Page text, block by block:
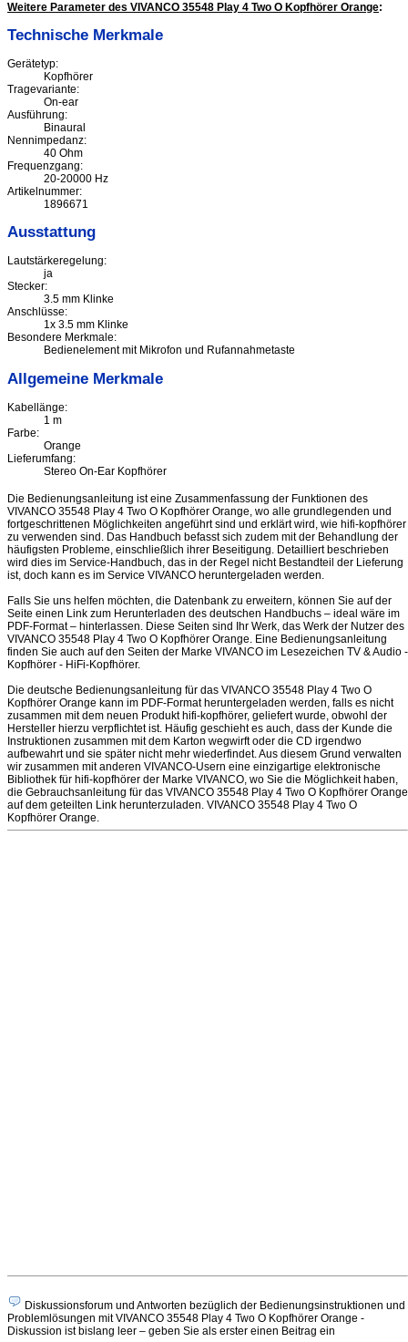
Weitere Parameter des VIVANCO 35548 Play 4 Two O Kopfhörer Orange:
Technische Merkmale
Gerätetyp:
Kopfhörer
Tragevariante:
On-ear
Ausführung:
Binaural
Nennimpedanz:
40 Ohm
Frequenzgang:
20-20000 Hz
Artikelnummer:
1896671
Ausstattung
Lautstärkeregelung:
ja
Stecker:
3.5 mm Klinke
Anschlüsse:
1x 3.5 mm Klinke
Besondere Merkmale:
Bedienelement mit Mikrofon und Rufannahmetaste
Allgemeine Merkmale
Kabellänge:
1 m
Farbe:
Orange
Lieferumfang:
Stereo On-Ear Kopfhörer
Die Bedienungsanleitung ist eine Zusammenfassung der Funktionen des
VIVANCO 35548 Play 4 Two O Kopfhörer Orange, wo alle grundlegenden und
fortgeschrittenen Möglichkeiten angeführt sind und erklärt wird, wie hifi-kopfhörer
zu verwenden sind. Das Handbuch befasst sich zudem mit der Behandlung der
häufigsten Probleme, einschließlich ihrer Beseitigung. Detailliert beschrieben
wird dies im Service-Handbuch, das in der Regel nicht Bestandteil der Lieferung
ist, doch kann es im Service VIVANCO heruntergeladen werden.
Falls Sie uns helfen möchten, die Datenbank zu erweitern, können Sie auf der
Seite einen Link zum Herunterladen des deutschen Handbuchs – ideal wäre im
PDF-Format – hinterlassen. Diese Seiten sind Ihr Werk, das Werk der Nutzer des
VIVANCO 35548 Play 4 Two O Kopfhörer Orange. Eine Bedienungsanleitung
finden Sie auch auf den Seiten der Marke VIVANCO im Lesezeichen TV & Audio -
Kopfhörer - HiFi-Kopfhörer.
Die deutsche Bedienungsanleitung für das VIVANCO 35548 Play 4 Two O
Kopfhörer Orange kann im PDF-Format heruntergeladen werden, falls es nicht
zusammen mit dem neuen Produkt hifi-kopfhörer, geliefert wurde, obwohl der
Hersteller hierzu verpflichtet ist. Häufig geschieht es auch, dass der Kunde die
Instruktionen zusammen mit dem Karton wegwirft oder die CD irgendwo
aufbewahrt und sie später nicht mehr wiederfindet. Aus diesem Grund verwalten
wir zusammen mit anderen VIVANCO-Usern eine einzigartige elektronische
Bibliothek für hifi-kopfhörer der Marke VIVANCO, wo Sie die Möglichkeit haben,
die Gebrauchsanleitung für das VIVANCO 35548 Play 4 Two O Kopfhörer Orange
auf dem geteilten Link herunterzuladen. VIVANCO 35548 Play 4 Two O
Kopfhörer Orange.
Diskussionsforum und Antworten bezüglich der Bedienungsinstruktionen und
Problemlösungen mit VIVANCO 35548 Play 4 Two O Kopfhörer Orange -
Diskussion ist bislang leer – geben Sie als erster einen Beitrag ein